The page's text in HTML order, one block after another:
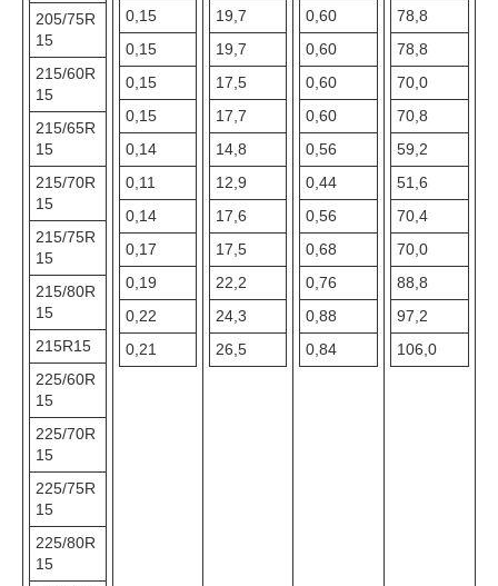
205/75R
15
215/60R
15
215/65R
15
215/70R
15
215/75R
15
215/80R
15
215R15
225/60R
15
225/70R
15
225/75R
15
225/80R
15
0,15
0,15
0,15
0,15
0,14
0,11
0,14
0,17
0,19
0,22
0,21
19,7
19,7
17,5
17,7
14,8
12,9
17,6
17,5
22,2
24,3
26,5
0,60
0,60
0,60
0,60
0,56
0,44
0,56
0,68
0,76
0,88
0,84
78,8
78,8
70,0
70,8
59,2
51,6
70,4
70,0
88,8
97,2
106,0